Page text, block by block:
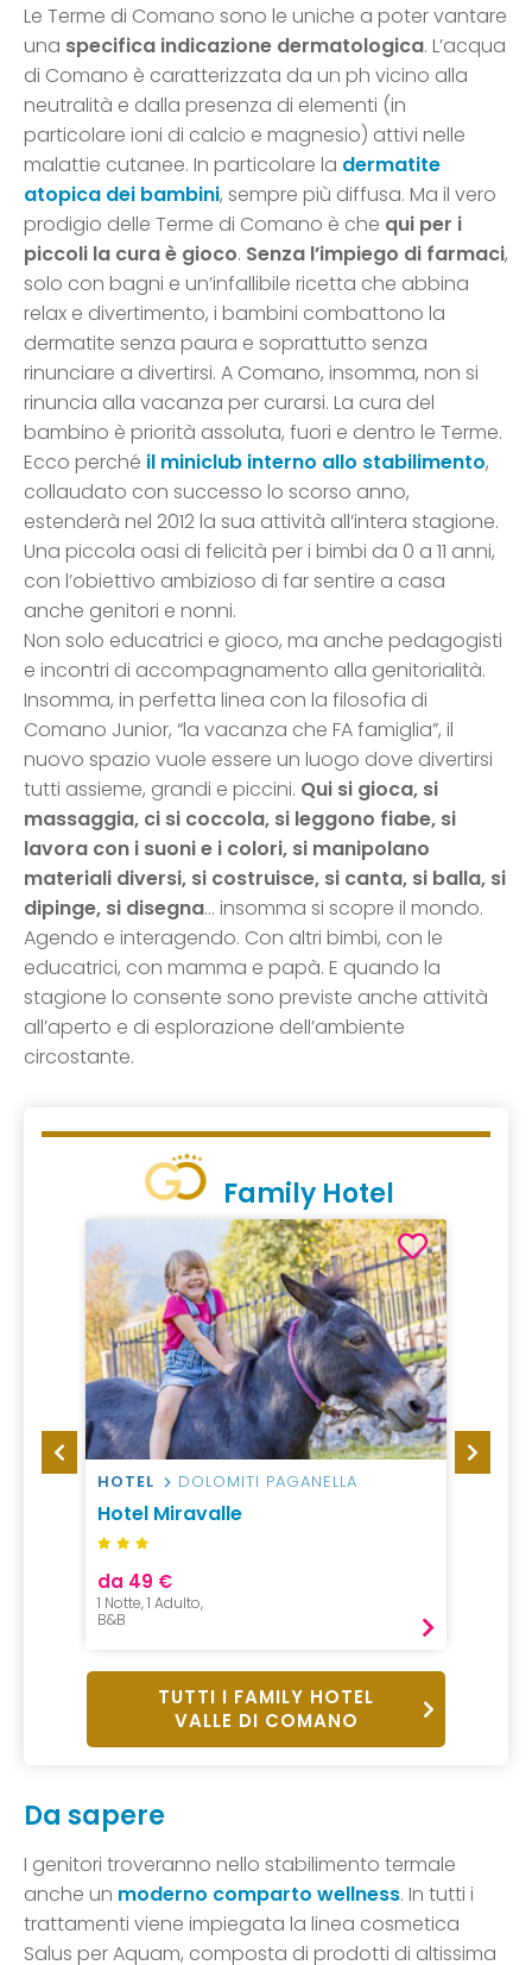
Le Terme di Comano sono le uniche a poter vantare
una specifica indicazione dermatologica. L’acqua
di Comano è caratterizzata da un ph vicino alla
neutralità e dalla presenza di elementi (in
particolare ioni di calcio e magnesio) attivi nelle
malattie cutanee. In particolare la dermatite
atopica dei bambini, sempre più diffusa. Ma il vero
prodigio delle Terme di Comano è che qui per i
piccoli la cura è gioco. Senza l’impiego di farmaci,
solo con bagni e un’infallibile ricetta che abbina
relax e divertimento, i bambini combattono la
dermatite senza paura e soprattutto senza
rinunciare a divertirsi. A Comano, insomma, non si
rinuncia alla vacanza per curarsi. La cura del
bambino è priorità assoluta, fuori e dentro le Terme.
Ecco perché il miniclub interno allo stabilimento,
collaudato con successo lo scorso anno,
estenderà nel 2012 la sua attività all’intera stagione.
Una piccola oasi di felicità per i bimbi da 0 a 11 anni,
con l’obiettivo ambizioso di far sentire a casa
anche genitori e nonni.
Non solo educatrici e gioco, ma anche pedagogisti
e incontri di accompagnamento alla genitorialità.
Insomma, in perfetta linea con la filosofia di
Comano Junior, “la vacanza che FA famiglia”, il
nuovo spazio vuole essere un luogo dove divertirsi
tutti assieme, grandi e piccini. Qui si gioca, si
massaggia, ci si coccola, si leggono fiabe, si
lavora con i suoni e i colori, si manipolano
materiali diversi, si costruisce, si canta, si balla, si
dipinge, si disegna… insomma si scopre il mondo.
Agendo e interagendo. Con altri bimbi, con le
educatrici, con mamma e papà. E quando la
stagione lo consente sono previste anche attività
all’aperto e di esplorazione dell’ambiente
circostante.
Family Hotel
HOTEL DOLOMITI PAGANELLA
Hotel Miravalle
da 49 €
1 Notte, 1 Adulto,
B&B
TUTTI I FAMILY HOTEL
VALLE DI COMANO
Da sapere
I genitori troveranno nello stabilimento termale
anche un moderno comparto wellness. In tutti i
trattamenti viene impiegata la linea cosmetica
Salus per Aquam, composta di prodotti di altissima